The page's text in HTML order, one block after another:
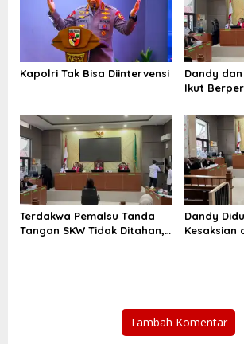
Kapolri Tak Bisa Diintervensi
Dandy
Ikut
Terdakwa Pemalsu Tanda
Tangan SKW Tidak Ditahan,
Dandy
Kesaksian
Tambah Komentar